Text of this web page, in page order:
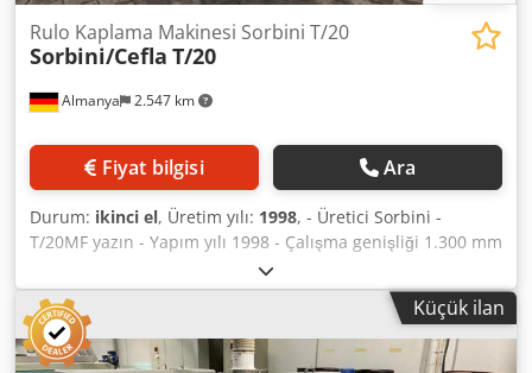
Almanya 2.547 km
Rulo Kaplama Makinesi Sorbini T/20
Sorbini/Cefla T/20
Fiyat bilgisi Ara
Durum: ikinci el, Üretim yılı: 1998, - Üretici Sorbini -
T/20MF yazın - Yapım yılı 1998 - Çalışma genişliği 1.300 mm
Dodjzf N Hhspfx Al Tekr - Makine elden geçirildi, daha
sonra çok iyi durumda - Çalışma yüksekliği ~ 880 - 920 mm
- Parça yüksekliği ~ 5 - 80 mm - Çalışma tarafı solda - Rulo
çapı ~ 248 mm - Ölçme silindiri ~ 174 mm - Geri sürüş - Çift
diyaframlı pompa 1 adet. - Uzunluk 950mm - Genişlik 2.550
Küçük ilan